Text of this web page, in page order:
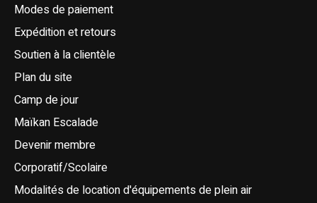
Modes de paiement
Expédition et retours
Soutien à la clientèle
Plan du site
Camp de jour
Maïkan Escalade
Devenir membre
Corporatif/Scolaire
Modalités de location d'équipements de plein air